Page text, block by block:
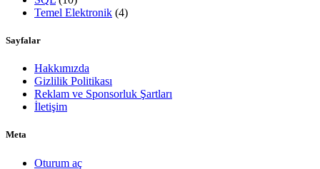
Temel Elektronik (4)
Sayfalar
Hakkımızda
Gizlilik Politikası
Reklam ve Sponsorluk Şartları
İletişim
Meta
Oturum aç